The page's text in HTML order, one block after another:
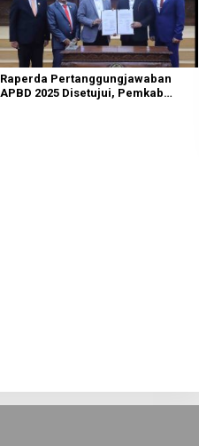
Raperda Pertanggungjawaban
APBD 2025 Disetujui, Pemkab